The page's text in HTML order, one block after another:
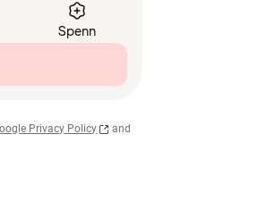
Spenn
Privacy Policy
and